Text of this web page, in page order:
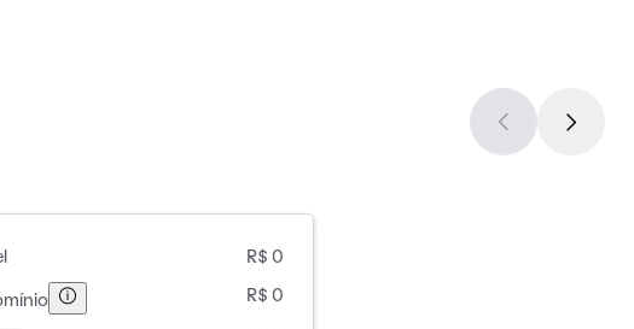
R$ 0
R$ 0